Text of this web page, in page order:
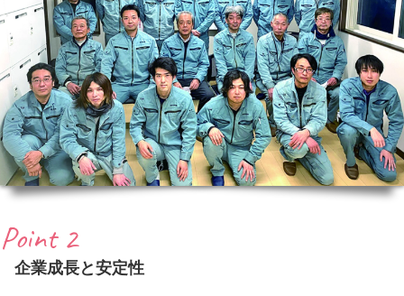
Point 2
企業成長と安定性